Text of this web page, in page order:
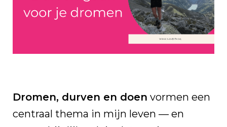
Dromen, durven en doen vormen een
centraal thema in mijn leven — en